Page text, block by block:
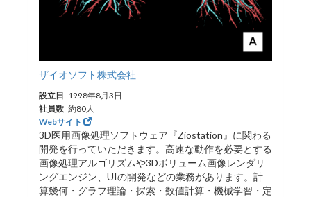
ザイオソフト株式会社
設立日 1998年8月3日
社員数 約80人
Webサイト
3D医用画像処理ソフトウェア『Ziostation』に関わる
開発を行っていただきます。高速な動作を必要とする
画像処理アルゴリズムや3Dボリューム画像レンダリ
ングエンジン、UIの開発などの業務があります。計
算幾何・グラフ理論・探索・数値計算・機械学習・定